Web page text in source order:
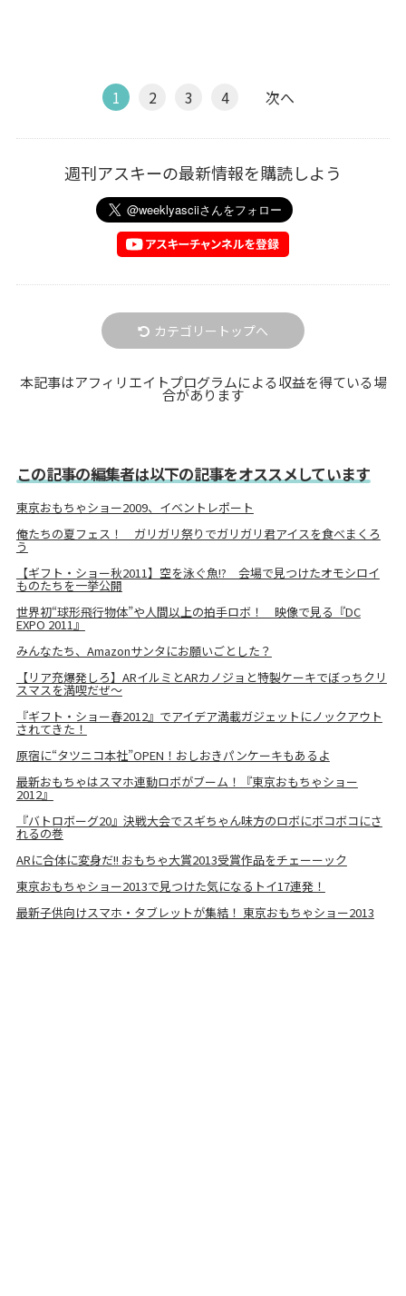
1 2 3 4 次へ
週刊アスキーの最新情報を購読しよう
カテゴリートップへ
本記事はアフィリエイトプログラムによる収益を得ている場
合があります
この記事の編集者は以下の記事をオススメしています
東京おもちゃショー2009、イベントレポート
俺たちの夏フェス！ ガリガリ祭りでガリガリ君アイスを食べまくろ
う
【ギフト・ショー秋2011】空を泳ぐ魚!? 会場で見つけたオモシロイ
ものたちを一挙公開
世界初“球形飛行物体”や人間以上の拍手ロボ！ 映像で見る『DC
EXPO 2011』
みんなたち、Amazonサンタにお願いごとした？
【リア充爆発しろ】ARイルミとARカノジョと特製ケーキでぼっちクリ
スマスを満喫だぜ～
『ギフト・ショー春2012』でアイデア満載ガジェットにノックアウト
されてきた！
原宿に“タツニコ本社”OPEN！おしおきパンケーキもあるよ
最新おもちゃはスマホ連動ロボがブーム！『東京おもちゃショー
2012』
『バトロボーグ20』決戦大会でスギちゃん味方のロボにボコボコにさ
れるの巻
ARに合体に変身だ!! おもちゃ大賞2013受賞作品をチェーーック
東京おもちゃショー2013で見つけた気になるトイ17連発！
最新子供向けスマホ・タブレットが集結！ 東京おもちゃショー2013